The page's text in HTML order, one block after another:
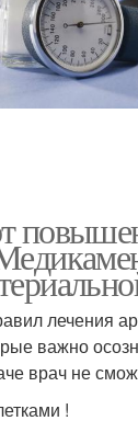
лечения
важно
врач не
!